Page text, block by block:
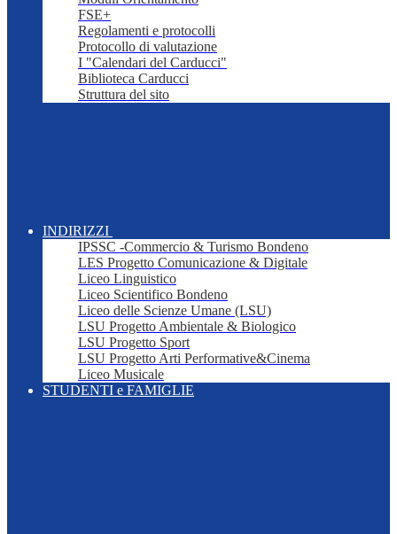
FSE+
Regolamenti e protocolli
Protocollo di valutazione
I "Calendari del Carducci"
Biblioteca Carducci
Struttura del sito
INDIRIZZI
IPSSC -Commercio & Turismo Bondeno
LES Progetto Comunicazione & Digitale
Liceo Linguistico
Liceo Scientifico Bondeno
Liceo delle Scienze Umane (LSU)
LSU Progetto Ambientale & Biologico
LSU Progetto Sport
LSU Progetto Arti Performative&Cinema
Liceo Musicale
STUDENTI e FAMIGLIE